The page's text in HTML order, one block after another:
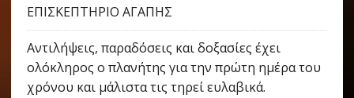
ΕΠΙΣΚΕΠΤΗΡΙΟ ΑΓΑΠΗΣ
Αντιλήψεις, παραδόσεις και δοξασίες έχει
ολόκληρος ο πλανήτης για την πρώτη ημέρα του
χρόνου και μάλιστα τις τηρεί ευλαβικά.